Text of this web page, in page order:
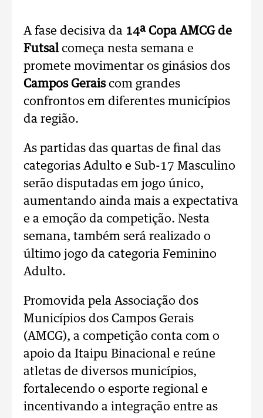
A fase decisiva da 14ª Copa AMCG de
Futsalcomeça nesta semana e
promete movimentar os ginásios dos
Campos Geraiscom grandes
confrontos em diferentes municípios
da região.
As partidas das quartas de final das
categorias Adulto e Sub-17 Masculino
serão disputadas em jogo único,
aumentando ainda mais a expectativa
e a emoção da competição. Nesta
semana, também será realizado o
último jogo da categoria Feminino
Adulto.
Promovida pela Associação dos
Municípios dos Campos Gerais
(AMCG), a competição conta com o
apoio da Itaipu Binacional e reúne
atletas de diversos municípios,
fortalecendo o esporte regional e
incentivando a integração entre as